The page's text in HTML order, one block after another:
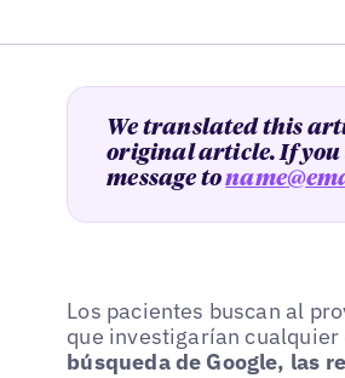
We translated this
original article. If you
message to
Los pacientes buscan al
que investigarían
búsqueda de Google, las